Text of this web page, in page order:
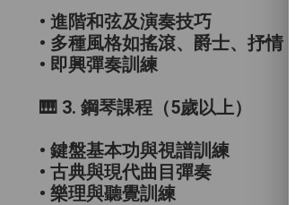
• 進階和弦及演奏技巧
• 多種風格如搖滾、爵士、抒情
• 即興彈奏訓練
🎹 3. 鋼琴課程（5歲以上）
• 鍵盤基本功與視譜訓練
• 古典與現代曲目彈奏
• 樂理與聽覺訓練